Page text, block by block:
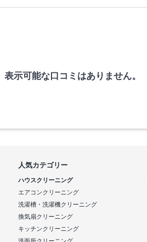
表示可能な口コミはありません。
人気カテゴリー
ハウスクリーニング
エアコンクリーニング
洗濯槽・洗濯機クリーニング
換気扇クリーニング
キッチンクリーニング